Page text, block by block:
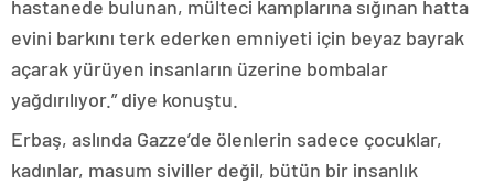
hastanede bulunan, mülteci kamplarına sığınan hatta
evini barkını terk ederken emniyeti için beyaz bayrak
açarak yürüyen insanların üzerine bombalar
yağdırılıyor.” diye konuştu.
Erbaş, aslında Gazze’de ölenlerin sadece çocuklar,
kadınlar, masum siviller değil, bütün bir insanlık